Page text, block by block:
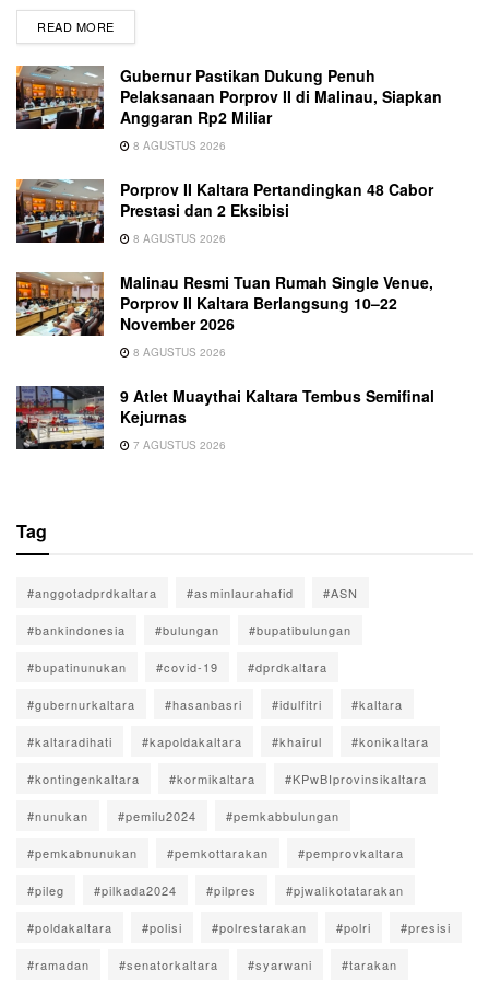
READ MORE
Gubernur Pastikan Dukung Penuh
Pelaksanaan Porprov II di Malinau, Siapkan
Anggaran Rp2 Miliar
8 AGUSTUS 2026
Porprov II Kaltara Pertandingkan 48 Cabor
Prestasi dan 2 Eksibisi
8 AGUSTUS 2026
Malinau Resmi Tuan Rumah Single Venue,
Porprov II Kaltara Berlangsung 10–22
November 2026
8 AGUSTUS 2026
9 Atlet Muaythai Kaltara Tembus Semifinal
Kejurnas
7 AGUSTUS 2026
Tag
#anggotadprdkaltara #asminlaurahafid #ASN
#bankindonesia #bulungan #bupatibulungan
#bupatinunukan #covid-19 #dprdkaltara
#gubernurkaltara #hasanbasri #idulfitri #kaltara
#kaltaradihati #kapoldakaltara #khairul #konikaltara
#kontingenkaltara #kormikaltara #KPwBIprovinsikaltara
#nunukan #pemilu2024 #pemkabbulungan
#pemkabnunukan #pemkottarakan #pemprovkaltara
#pileg #pilkada2024 #pilpres #pjwalikotatarakan
#poldakaltara #polisi #polrestarakan #polri #presisi
#ramadan #senatorkaltara #syarwani #tarakan